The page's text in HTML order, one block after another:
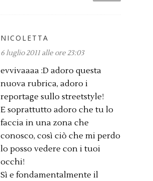
NICOLETTA
6 luglio 2011 alle ore 23:03
evvivaaaa :D adoro questa
nuova rubrica, adoro i
reportage sullo streetstyle!
E soprattutto adoro che tu lo
faccia in una zona che
conosco, così ciò che mi perdo
lo posso vedere con i tuoi
occhi!
Sì e fondamentalmente il